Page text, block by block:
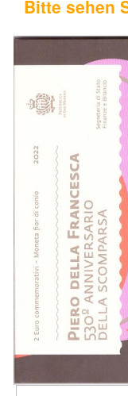
Bitte sehen